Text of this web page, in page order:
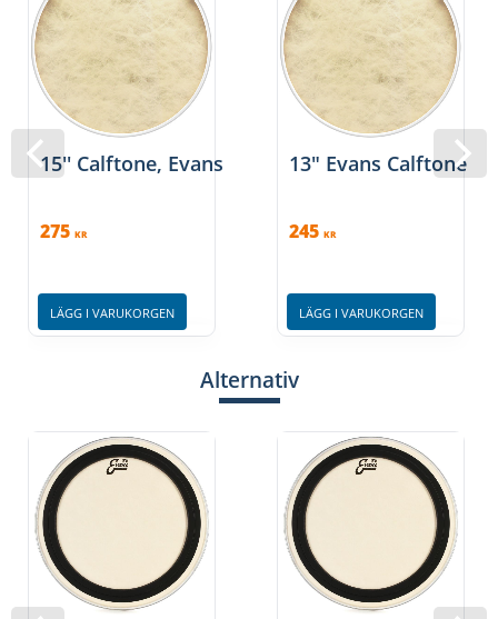
15'' Calftone, Evans
275 KR
LÄGG I VARUKORGEN
13" Evans Calftone
245 KR
LÄGG I VARUKORGEN
Alternativ